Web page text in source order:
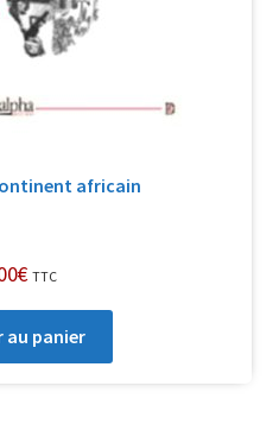
africain
€ TTC
au panier